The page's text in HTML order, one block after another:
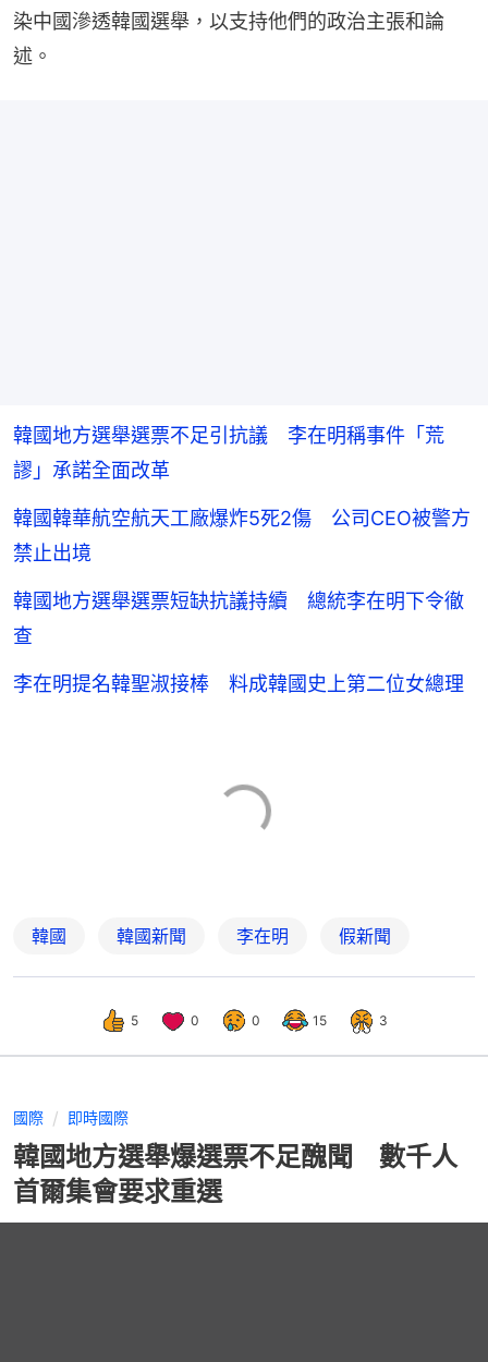
染中國滲透韓國選舉，以支持他們的政治主張和論
述。
韓國地方選舉選票不足引抗議 李在明稱事件「荒
謬」承諾全面改革
韓國韓華航空航天工廠爆炸5死2傷 公司CEO被警方
禁止出境
韓國地方選舉選票短缺抗議持續 總統李在明下令徹
查
李在明提名韓聖淑接棒 料成韓國史上第二位女總理
韓國 韓國新聞 李在明 假新聞
5 0 0 15 3
國際 即時國際
韓國地方選舉爆選票不足醜聞 數千人
首爾集會要求重選